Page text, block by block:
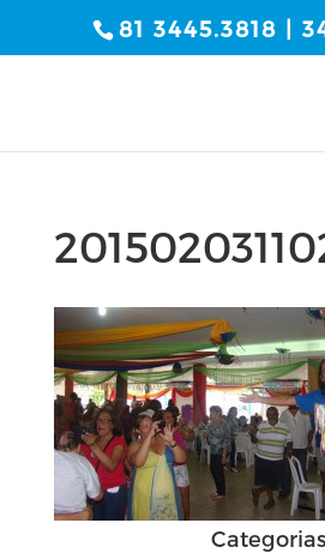
81 3445.3818 |
Categorias